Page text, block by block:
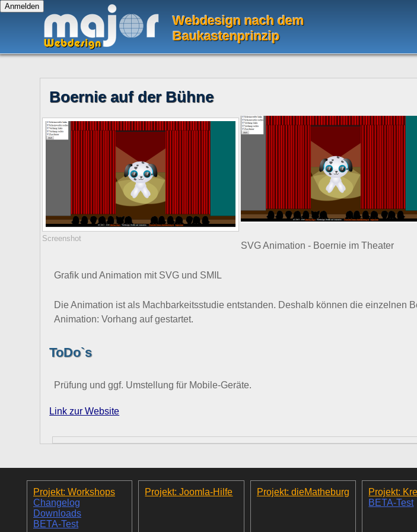
Webdesign nach dem
Baukastenprinzip
Boernie auf der Bühne
Screenshot
SVG Animation - Boernie im Theater
Grafik und Animation mit SVG und SMIL
Die Animation ist als Machbarkeitsstudie entstanden. Deshalb können die einzelnen
Animation: Vorhang auf gestartet.
ToDo`s
Prüfung und ggf. Umstellung für Mobile-Geräte.
Link zur Website
Projekt: Workshops
Changelog
Downloads
BETA-Test
Projekt: Joomla-Hilfe Projekt: dieMatheburg
Projekt:
BETA-Test